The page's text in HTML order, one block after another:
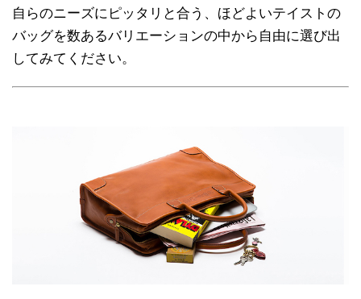
自らのニーズにピッタリと合う、ほどよいテイストの
バッグを数あるバリエーションの中から自由に選び出
してみてください。